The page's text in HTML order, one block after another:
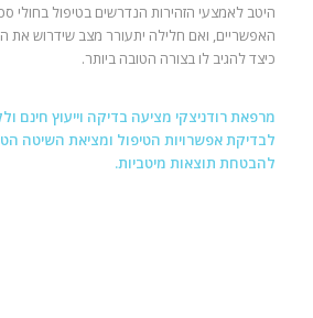
היטב לאמצעי הזהירות הנדרשים בטיפול בחולי
האפשריים, ואם חלילה יתעורר מצב שידרוש את
כיצד להגיב לו בצורה הטובה ביותר.
מרפאת רודניצקי מציעה בדיקה וייעוץ חינם
לבדיקת אפשרויות הטיפול ומציאת השיטה
להבטחת תוצאות מיטביות.